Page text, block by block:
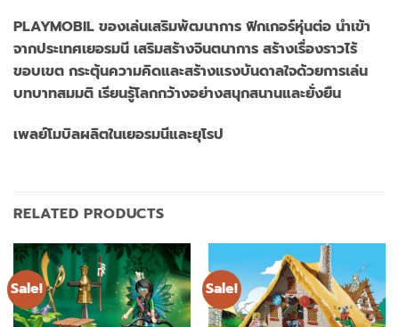
PLAYMOBIL ของเล่นเสริมพัฒนาการ ฟิกเกอร์หุ่นต่อ นำเข้า
จากประเทศเยอรมนี เสริมสร้างจินตนาการ สร้างเรื่องราวไร้
ขอบเขต กระตุ้นความคิดและสร้างแรงบันดาลใจด้วยการเล่น
บทบาทสมมติ เรียนรู้โลกกว้างอย่างสนุกสนานและยั่งยืน
เพลย์โมบิลผลิตในเยอรมนีและยุโรป
RELATED PRODUCTS
Sale! Sale!